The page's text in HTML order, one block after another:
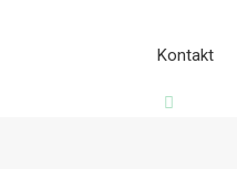
Kontakt